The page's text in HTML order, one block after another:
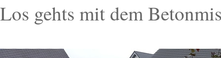
Los gehts mit dem